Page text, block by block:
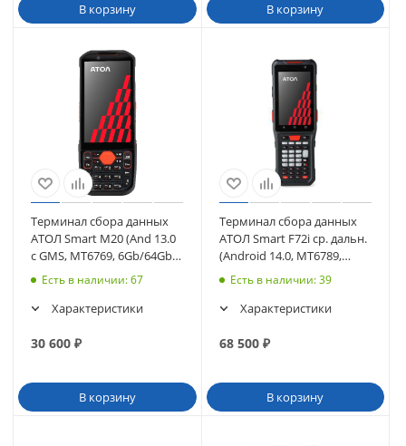
В корзину В корзину
Терминал сбора данных
АТОЛ Smart M20 (And 13.0
с GMS, MT6769, 6Gb/64Gb,
Wi-Fi, BT, NFC) (63256)
Есть в наличии: 67
Характеристики
30 600 ₽
В корзину
Терминал сбора данных
АТОЛ Smart F72i ср. дальн.
(Android 14.0, MT6789,
4/64Gb, SE4770 (38кл)
Есть в наличии: 39
Характеристики
68 500₽
В корзину